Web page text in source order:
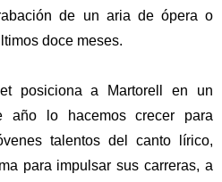
de un aria de ópera o
doce meses.
posiciona a Martorell en un
año lo hacemos crecer para
talentos del canto lírico,
para impulsar sus carreras, a